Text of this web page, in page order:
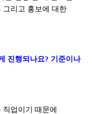
그리고 홍보에 대한
진행되나요? 기준이나
업이기 때문에